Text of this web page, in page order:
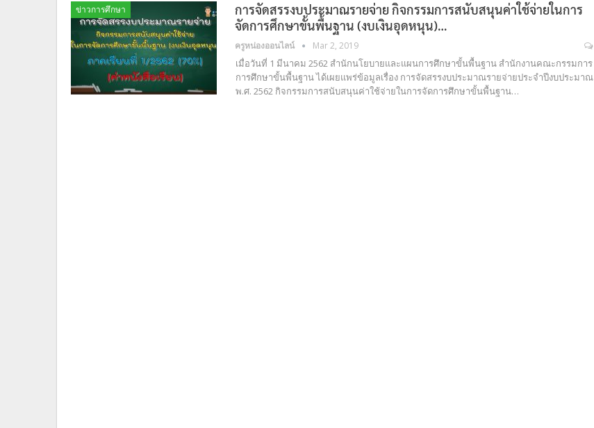
ข่าวการศึกษา
การจัดสรรงบประมาณรายจ่าย กิจกรรมการสนับสนุนค่าใช้จ่ายในการ
จัดการศึกษาขั้นพื้นฐาน (งบเงินอุดหนุน)…
ครูหน่องออนไลน์ Mar 2, 2019
เมื่อวันที่ 1 มีนาคม 2562 สำนักนโยบายและแผนการศึกษาขั้นพื้นฐาน สำนักงานคณะกรรมการ
การศึกษาขั้นพื้นฐาน ได้เผยแพร่ข้อมูลเรื่อง การจัดสรรงบประมาณรายจ่ายประจำปีงบประมาณ
พ.ศ. 2562 กิจกรรมการสนับสนุนค่าใช้จ่ายในการจัดการศึกษาขั้นพื้นฐาน…